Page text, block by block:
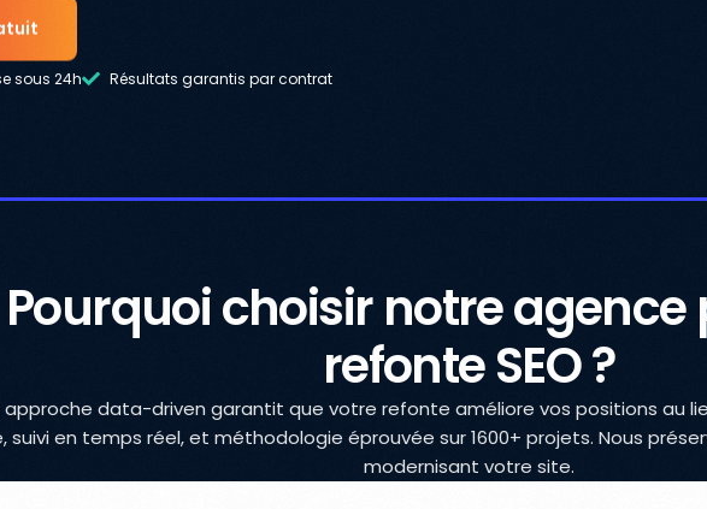
sous 24h Résultats garantis par contrat
Pourquoi choisir notre agence
refonte SEO ?
approche data-driven garantit que votre refonte améliore vos positions au
suivi en temps réel, et méthodologie éprouvée sur 1600+ projets. Nous
modernisant votre site.